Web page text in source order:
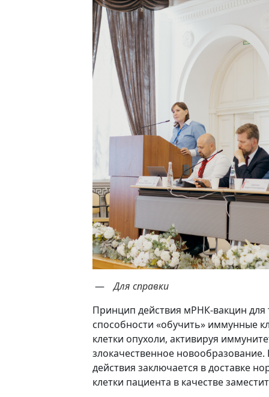
Для справки
Принцип действия мРНК-вакцин для
способности «обучить» иммунные
клетки опухоли, активируя
злокачественное
действия заключается в доставке
клетки пациента в качестве